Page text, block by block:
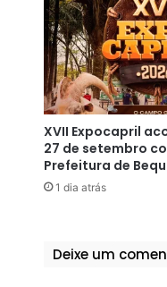
XVII Expocapril
27 de setembro
Prefeitura de
1 dia atrás
Deixe um